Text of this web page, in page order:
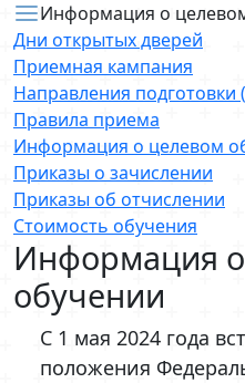
Информация о
Дни открытых дверей
Приемная кампания
Направления подготовки
Правила приема
Информация о целевом
Приказы о зачислении
Приказы об отчислении
Стоимость обучения
Информация
обучении
С 1 мая 2024 года
положения